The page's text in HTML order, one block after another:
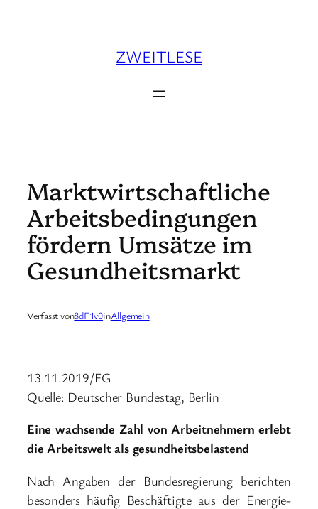
ZWEITLESE
Marktwirtschaftliche
Arbeitsbedingungen
fördern Umsätze im
Gesundheitsmarkt
Verfasst von8dF1v0inAllgemein
13.11.2019/EG
Quelle: Deutscher Bundestag, Berlin
Eine wachsende Zahl von Arbeitnehmern erlebt
die Arbeitswelt als gesundheitsbelastend
Nach Angaben der Bundesregierung berichten
besonders häufig Beschäftigte aus der Energie-